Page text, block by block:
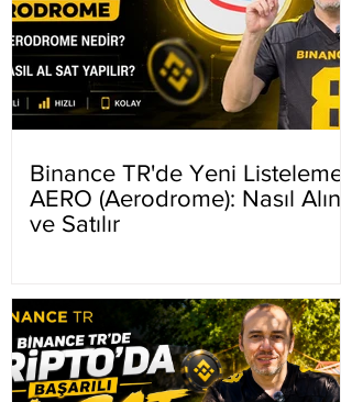
Binance TR'de Yeni Listeleme
AERO (Aerodrome): Nasıl Alınır
ve Satılır